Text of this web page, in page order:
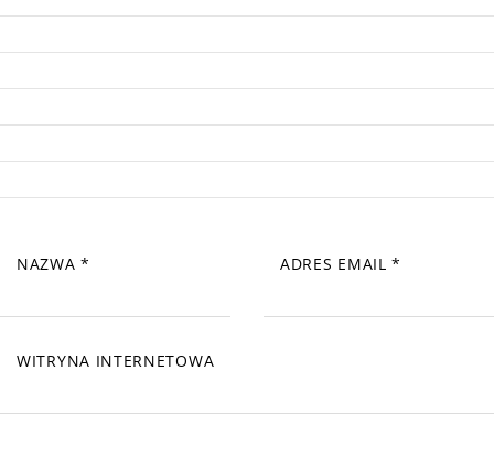
NAZWA* ADRES EMAIL*
WITRYNA INTERNETOWA